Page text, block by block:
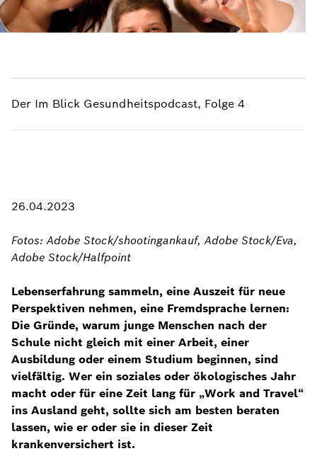
Der Im Blick Gesundheitspodcast, Folge 4
26.04.2023
Fotos: Adobe Stock/shootingankauf, Adobe Stock/Eva,
Adobe Stock/Halfpoint
Lebenserfahrung sammeln, eine Auszeit für neue
Perspektiven nehmen, eine Fremdsprache lernen:
Die Gründe, warum junge Menschen nach der
Schule nicht gleich mit einer Arbeit, einer
Ausbildung oder einem Studium beginnen, sind
vielfältig. Wer ein soziales oder ökologisches Jahr
macht oder für eine Zeit lang für „Work and Travel“
ins Ausland geht, sollte sich am besten beraten
lassen, wie er oder sie in dieser Zeit
krankenversichert ist.